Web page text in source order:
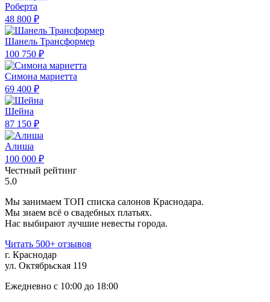
Роберта
48 800 ₽
Шанель Трансформер
100 750 ₽
Симона мариетта
69 400 ₽
Шейна
87 150 ₽
Алиша
100 000 ₽
Честный рейтинг
5.0
Мы занимаем ТОП списка салонов Краснодара.
Мы знаем всё о свадебных платьях.
Нас выбирают лучшие невесты города.
Читать 500+ отзывов
г. Краснодар
ул. Октябрьская 119
Ежедневно с 10:00 до 18:00